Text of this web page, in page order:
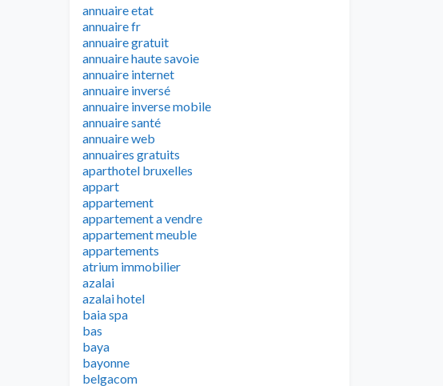
annuaire etat
annuaire fr
annuaire gratuit
annuaire haute savoie
annuaire internet
annuaire inversé
annuaire inverse mobile
annuaire santé
annuaire web
annuaires gratuits
aparthotel bruxelles
appart
appartement
appartement a vendre
appartement meuble
appartements
atrium immobilier
azalai
azalai hotel
baia spa
bas
baya
bayonne
belgacom